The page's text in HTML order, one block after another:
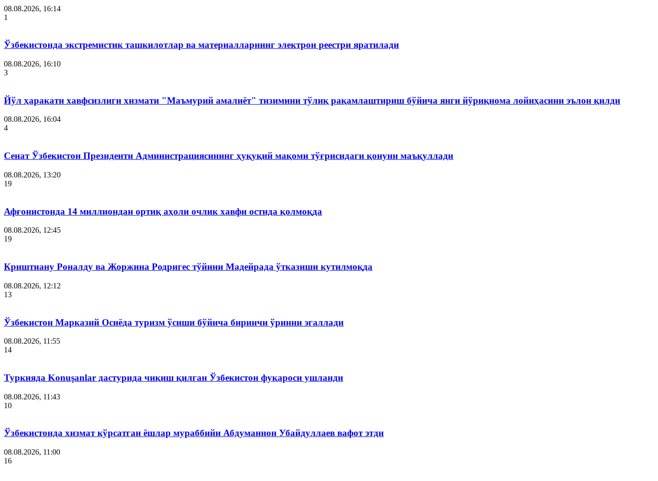
08.08.2026, 16:14
1
Ўзбекистонда экстремистик ташкилотлар ва материалларнинг электрон реестри яратилади
08.08.2026, 16:10
3
Йўл ҳаракати хавфсизлиги хизмати "Маъмурий амалиёт" тизимини тўлиқ рақамлаштириш бўйича янги йўриқнома лойиҳасини эълон қилди
08.08.2026, 16:04
4
Сенат Ўзбекистон Президенти Администрациясининг ҳуқуқий мақоми тўғрисидаги қонунн маъқуллади
08.08.2026, 13:20
19
Афғонистонда 14 миллиондан ортиқ аҳоли очлик хавфи остида қолмоқда
08.08.2026, 12:45
19
Криштиану Роналду ва Жоржина Родригес тўйини Мадейрада ўтказиши кутилмоқда
08.08.2026, 12:12
13
Ўзбекистон Марказий Осиёда туризм ўсиши бўйича биринчи ўринни эгаллади
08.08.2026, 11:55
14
Туркияда Konuşanlar дастурида чиқиш қилган Ўзбекистон фуқароси ушланди
08.08.2026, 11:43
10
Ўзбекистонда хизмат кўрсатган ёшлар мураббийи Абдуманнон Убайдуллаев вафот этди
08.08.2026, 11:00
16